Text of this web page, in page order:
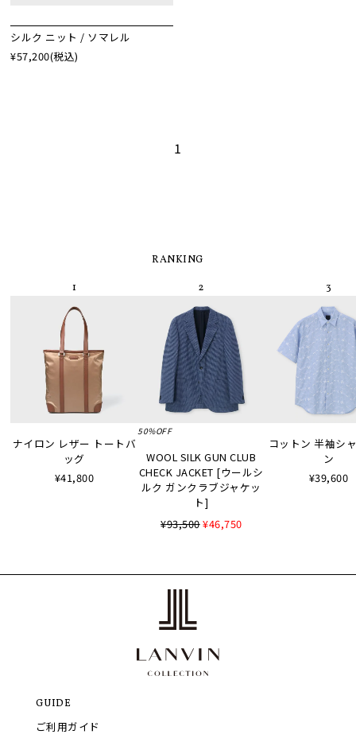
シルク ニット / ソマレル
¥57,200(税込)
1
RANKING
ナイロン レザー トートバ
ッグ
¥41,800
50%OFF
WOOL SILK GUN CLUB
CHECK JACKET [ウールシ
ルク ガンクラブジャケッ
ト]
¥93,500¥46,750
コットン 半袖シ
ン
¥39,600
GUIDE
ご利用ガイド